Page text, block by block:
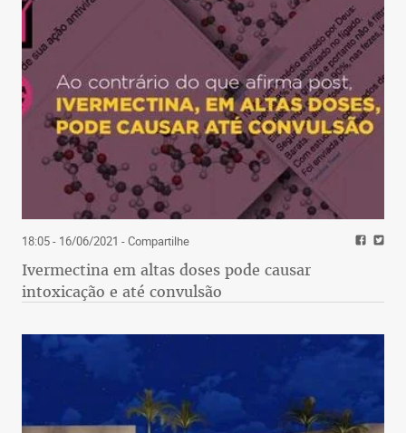
18:05 - 16/06/2021 - Compartilhe
Ivermectina em altas doses pode causar
intoxicação e até convulsão